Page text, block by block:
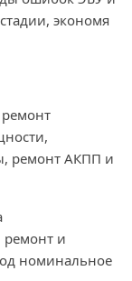
экономя
ремонт АКПП и
и
номинальное